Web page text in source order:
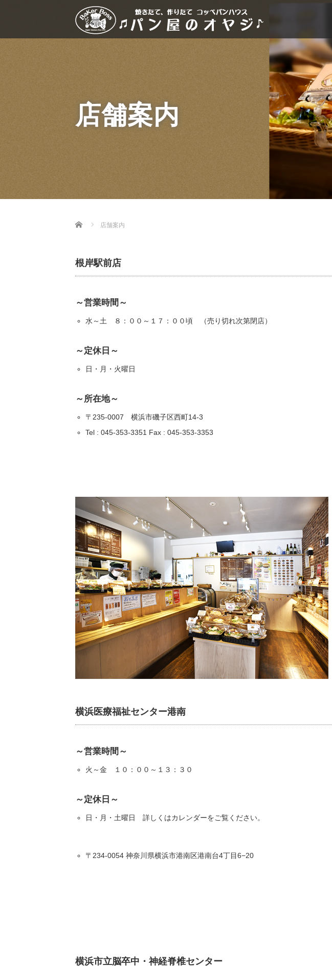
店舗案内
Home 店舗案内
根岸駅前店
～営業時間～
水～土 ８：００～１７：００頃 （売り切れ次第閉店）
～定休日～
日・月・火曜日
～所在地～
〒235-0007 横浜市磯子区西町14-3
Tel : 045-353-3351 Fax : 045-353-3353
横浜医療福祉センター港南
～営業時間～
火～金 １０：００～１３：３０
～定休日～
日・月・土曜日 詳しくはカレンダーをご覧ください。
〒234-0054 神奈川県横浜市港南区港南台4丁目6−20
横浜市立脳卒中・神経脊椎センター